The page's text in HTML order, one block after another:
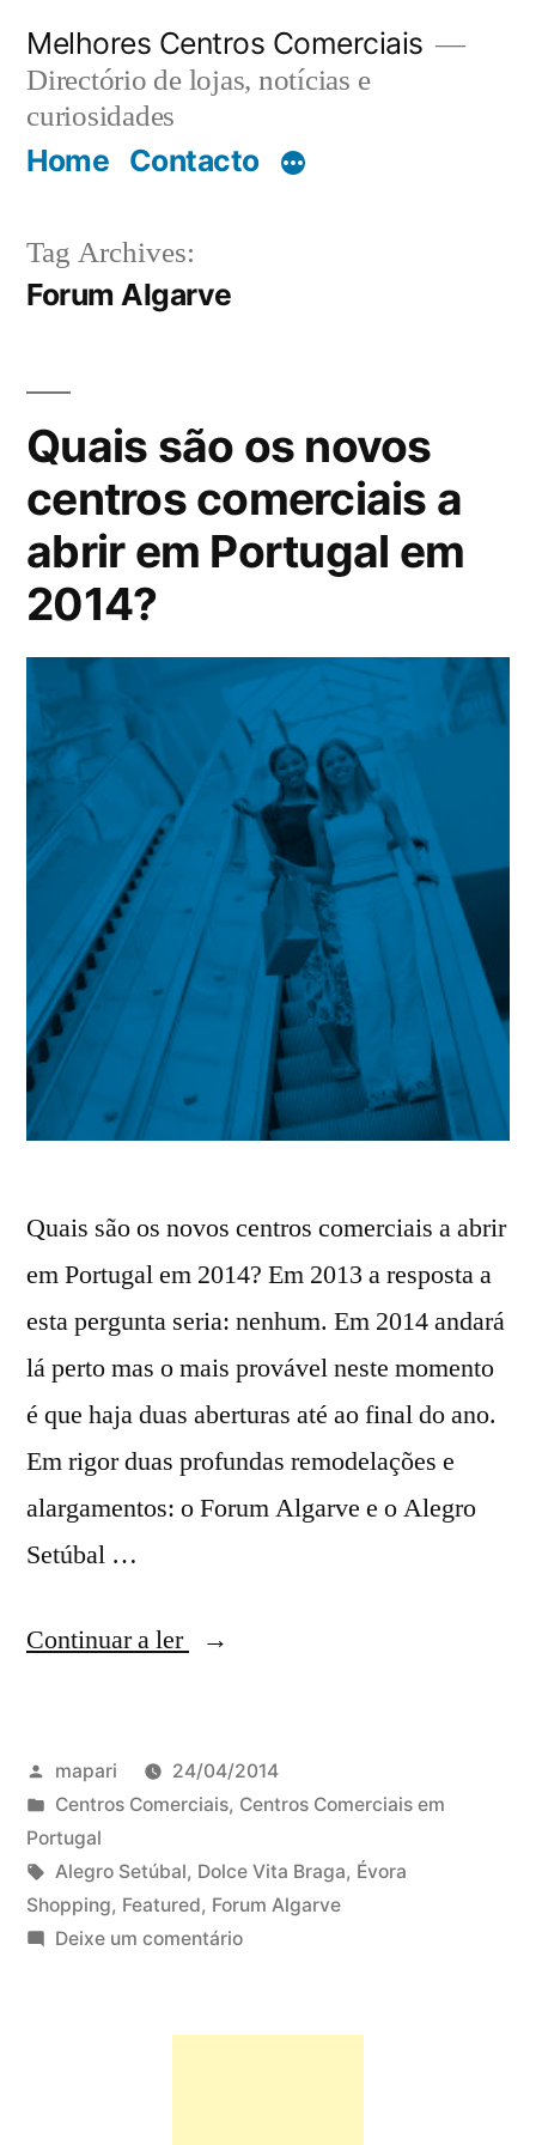
para
conteúdo
Melhores Centros Comerciais
Directório de lojas, notícias e
curiosidades
Home Contacto
Tag Archives:
Forum Algarve
Quais são os novos
centros comerciais a
abrir em Portugal em
2014?
Quais são os novos centros comerciais a abrir
em Portugal em 2014? Em 2013 a resposta a
esta pergunta seria: nenhum. Em 2014 andará
lá perto mas o mais provável neste momento
é que haja duas aberturas até ao final do ano.
Em rigor duas profundas remodelações e
alargamentos: o Forum Algarve e o Alegro
Setúbal …
Continuar a ler
“Quais
novos
centros
comerciais
a
Publicado
por
mapari
24/04/2014
Publicado
em
Centros Comerciais, Centros Comerciais em
Portugal
Etiquetas:
Alegro Setúbal, Dolce Vita Braga, Évora
Shopping, Featured, Forum Algarve
Deixe um comentárioem
os